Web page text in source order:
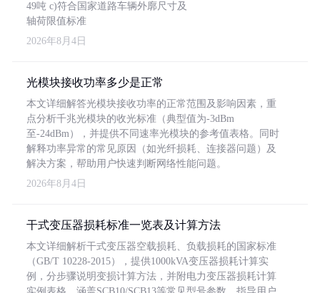
49吨 c)符合国家道路车辆外廓尺寸及
轴荷限值标准
2026年8月4日
光模块接收功率多少是正常
本文详细解答光模块接收功率的正常范围及影响因素，重
点分析千兆光模块的收光标准（典型值为-3dBm
至-24dBm），并提供不同速率光模块的参考值表格。同时
解释功率异常的常见原因（如光纤损耗、连接器问题）及
解决方案，帮助用户快速判断网络性能问题。
2026年8月4日
干式变压器损耗标准一览表及计算方法
本文详细解析干式变压器空载损耗、负载损耗的国家标准
（GB/T 10228-2015），提供1000kVA变压器损耗计算实
例，分步骤说明变损计算方法，并附电力变压器损耗计算